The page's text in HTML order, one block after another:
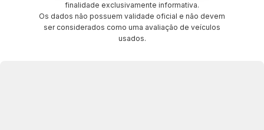
finalidade exclusivamente informativa.
Os dados não possuem validade oficial e não devem
ser considerados como uma avaliação de veículos
usados.